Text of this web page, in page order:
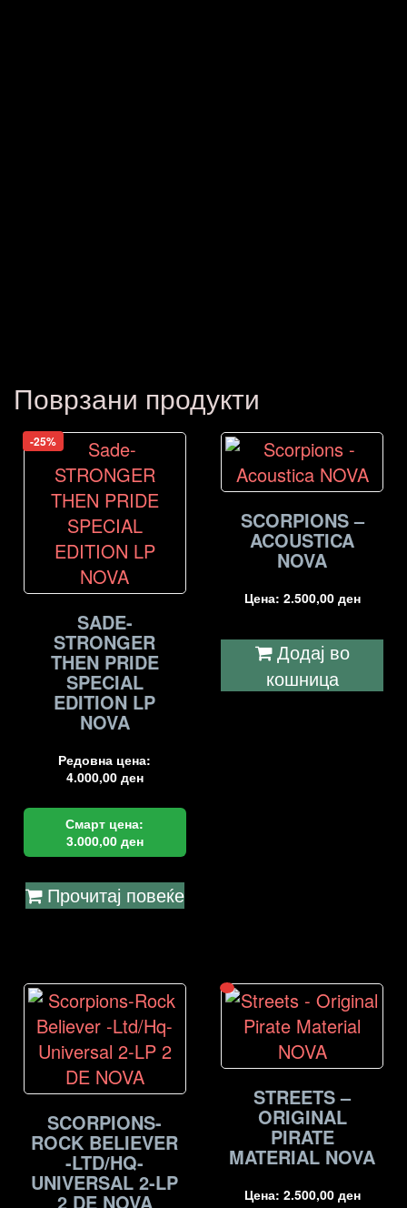
Поврзани продукти
-25%
SADE-
STRONGER
THEN PRIDE
SPECIAL
EDITION LP
NOVA
Редовна цена:
4.000,00 ден
Смарт цена:
3.000,00 ден
Прочитај повеќе
SCORPIONS –
ACOUSTICA
NOVA
Цена: 2.500,00 ден
Додај во
кошница
SCORPIONS-
ROCK BELIEVER
-LTD/HQ-
UNIVERSAL 2-LP
2 DE NOVA
STREETS –
ORIGINAL
PIRATE
MATERIAL NOVA
Цена: 2.500,00 ден